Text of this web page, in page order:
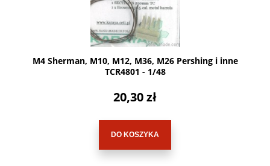
M4 Sherman, M10, M12, M36, M26 Pershing i inne
TCR4801 - 1/48
20,30 zł
DO KOSZYKA